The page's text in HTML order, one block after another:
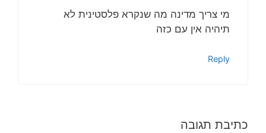
מי צריך מדינה מה שנקרא פלסטינית לא
תיהיה אין עם כזה
Reply
כתיבת תגובה